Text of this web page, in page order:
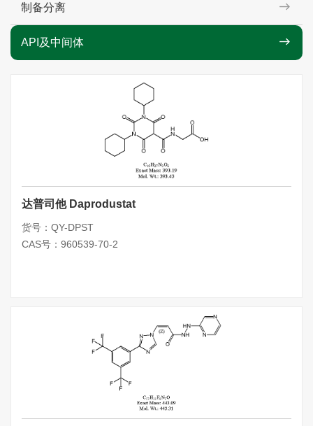
制备分离
API及中间体
达普司他 Daprodustat
货号：QY-DPST
CAS号：960539-70-2